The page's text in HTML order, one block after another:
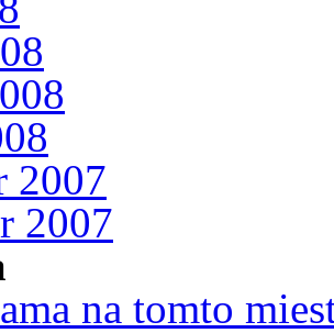
2007
2007
na tomto